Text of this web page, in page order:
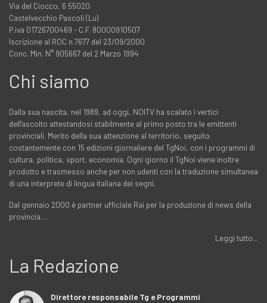
Via del Ciocco, 6 55020
Castelvecchio Pascoli (Lu)
P.iva 01726700469 - C.F. 80000910507
Iscrizione al ROC n.7677 del 23/09/2000
Conc. Min. N° 905667 del 2 Marzo 1994
Chi siamo
Dalla sua nascita, nel 1989, ad oggi, NOITV ha scalato i vertici
dell'ascolto attestandosi stabilmente al primo posto tra le emittenti
provinciali. Merito della sua attenzione al territorio, seguito
costantemente con 15 edizioni giornaliere del TgNoi, con i programmi di
cultura, politica, sport, economia. Ogni giorno il TgNoi viene inoltre
prodotto e trasmesso anche per non udenti con la traduzione simultanea
di una interprete di lingua italiana dei segni.
Dal gennaio 2000 è partner ufficiale Rai per la produzione di news della
provincia…
Leggi tutto...
La Redazione
Direttore responsabile Tg e Programmi